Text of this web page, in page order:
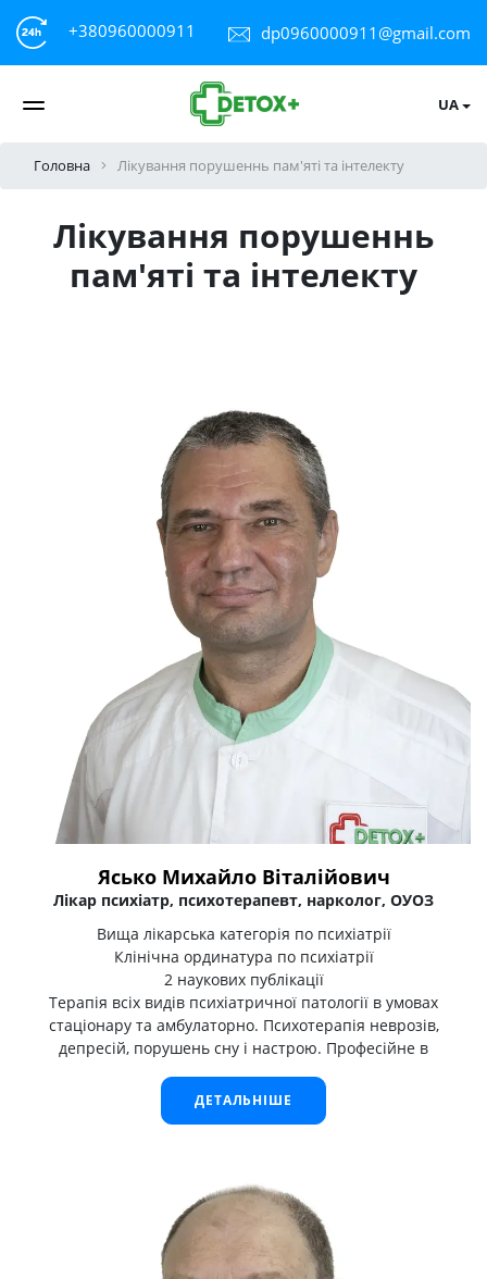
+380960000911 dp0960000911@gmail.com
UA
Головна Лікування порушеннь пам'яті та інтелекту
Лікування порушеннь
пам'яті та інтелекту
Ясько Михайло Віталійович
Лікар психіатр, психотерапевт, нарколог, ОУОЗ
Вища лікарська категорія по психіатрії
Клінічна ординатура по психіатрії
2 наукових публікації
Терапія всіх видів психіатричної патології в умовах
стаціонару та амбулаторно. Психотерапія неврозів,
депресій, порушень сну і настрою. Професійне в
ДЕТАЛЬНІШЕ